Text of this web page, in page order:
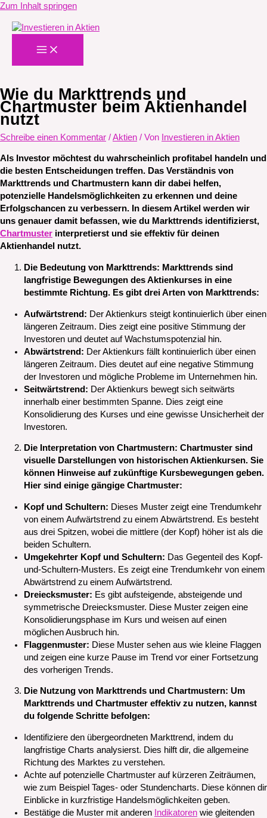
Zum Inhalt springen
Wie du Markttrends und
Chartmuster beim Aktienhandel
nutzt
Schreibe einen Kommentar /Aktien / Von Investieren in Aktien
Als Investor möchtest du wahrscheinlich profitabel handeln und
die besten Entscheidungen treffen. Das Verständnis von
Markttrends und Chartmustern kann dir dabei helfen,
potenzielle Handelsmöglichkeiten zu erkennen und deine
Erfolgschancen zu verbessern. In diesem Artikel werden wir
uns genauer damit befassen, wie du Markttrends identifizierst,
Chartmuster interpretierst und sie effektiv für deinen
Aktienhandel nutzt.
Die Bedeutung von Markttrends: Markttrends sind
langfristige Bewegungen des Aktienkurses in eine
bestimmte Richtung. Es gibt drei Arten von Markttrends:
Aufwärtstrend: Der Aktienkurs steigt kontinuierlich über einen
längeren Zeitraum. Dies zeigt eine positive Stimmung der
Investoren und deutet auf Wachstumspotenzial hin.
Abwärtstrend: Der Aktienkurs fällt kontinuierlich über einen
längeren Zeitraum. Dies deutet auf eine negative Stimmung
der Investoren und mögliche Probleme im Unternehmen hin.
Seitwärtstrend: Der Aktienkurs bewegt sich seitwärts
innerhalb einer bestimmten Spanne. Dies zeigt eine
Konsolidierung des Kurses und eine gewisse Unsicherheit der
Investoren.
Die Interpretation von Chartmustern: Chartmuster sind
visuelle Darstellungen von historischen Aktienkursen. Sie
können Hinweise auf zukünftige Kursbewegungen geben.
Hier sind einige gängige Chartmuster:
Kopf und Schultern: Dieses Muster zeigt eine Trendumkehr
von einem Aufwärtstrend zu einem Abwärtstrend. Es besteht
aus drei Spitzen, wobei die mittlere (der Kopf) höher ist als die
beiden Schultern.
Umgekehrter Kopf und Schultern: Das Gegenteil des Kopf-
und-Schultern-Musters. Es zeigt eine Trendumkehr von einem
Abwärtstrend zu einem Aufwärtstrend.
Dreiecksmuster: Es gibt aufsteigende, absteigende und
symmetrische Dreiecksmuster. Diese Muster zeigen eine
Konsolidierungsphase im Kurs und weisen auf einen
möglichen Ausbruch hin.
Flaggenmuster: Diese Muster sehen aus wie kleine Flaggen
und zeigen eine kurze Pause im Trend vor einer Fortsetzung
des vorherigen Trends.
Die Nutzung von Markttrends und Chartmustern: Um
Markttrends und Chartmuster effektiv zu nutzen, kannst
du folgende Schritte befolgen:
Identifiziere den übergeordneten Markttrend, indem du
langfristige Charts analysierst. Dies hilft dir, die allgemeine
Richtung des Marktes zu verstehen.
Achte auf potenzielle Chartmuster auf kürzeren Zeiträumen,
wie zum Beispiel Tages- oder Stundencharts. Diese können dir
Einblicke in kurzfristige Handelsmöglichkeiten geben.
Bestätige die Muster mit anderen Indikatoren wie gleitenden